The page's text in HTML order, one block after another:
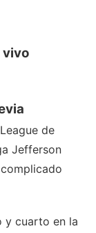
vivo
de
Jefferson
y cuarto en la